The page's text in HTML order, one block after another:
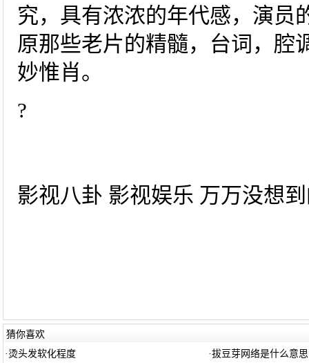
究，具有浓浓的年代感，演员
原那些老片的精髓，台词，腔
妙惟肖。
?
影视八卦 影视娱乐 万万没想
猜你喜欢
· 烫头发软化程度 ·拔豆芽网络是什么意